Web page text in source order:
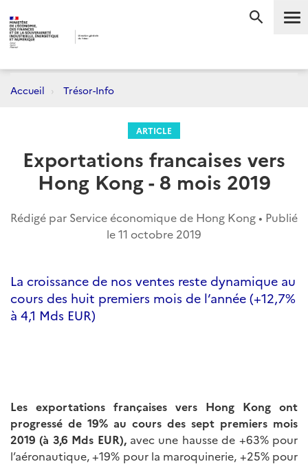
Accueil Trésor-Info
ARTICLE
Exportations francaises vers
Hong Kong - 8 mois 2019
Rédigé par Service économique de Hong Kong • Publié
le11 octobre 2019
La croissance de nos ventes reste dynamique au
cours des huit premiers mois de l’année (+12,7%
à 4,1 Mds EUR)
Les exportations françaises vers Hong Kong ont
progressé de 19% au cours des sept premiers mois
2019 (à 3,6 Mds EUR),avec une hausse de +63% pour
l’aéronautique, +19% pour la maroquinerie, +25% pour